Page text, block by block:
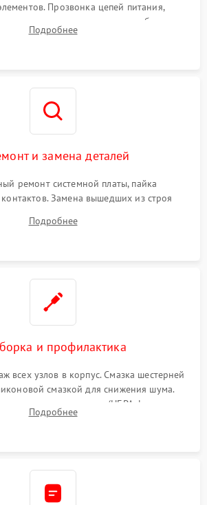
Прозвонка цепей питания,
приводных моторов колес и турбины
состояния оптических и инфракрасных
Подробнее
и замена деталей
ремонт системной платы, пайка
Замена вышедших из строя
аккумулятора, неисправного
подачи воды. Восстановление шлейфов и
Подробнее
и профилактика
всех узлов в корпус. Смазка шестерней
смазкой для снижения шума.
материалов (HEPA-фильтров,
Надежная фиксация разъемов и
Подробнее